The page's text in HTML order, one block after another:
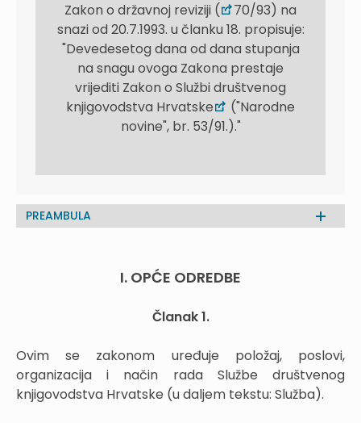
Zakon o državnoj reviziji (
70/93) na
snazi od 20.7.1993. u članku 18. propisuje:
"Devedesetog dana od dana stupanja
na snagu ovoga Zakona prestaje
vrijediti Zakon o Službi društvenog
knjigovodstva Hrvatske
("Narodne
novine", br. 53/91.)."
PREAMBULA
I. OPĆE ODREDBE
Članak 1.
Ovim se zakonom uređuje položaj, poslovi,
organizacija i način rada Službe društvenog
knjigovodstva Hrvatske (u daljem tekstu: Služba).